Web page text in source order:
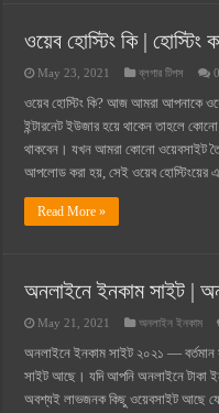
ওয়েব হোস্টিং কি | হোস্টিং
May 23, 2021 ব্লগার টিপস 0
ওয়েব হোস্টিং কি? আজ আমরা আপনাকে
ইন্টারনেট ইউজার হয়ে থাকেন তাহলে
থাকবেন। যখন আমরা কোনো ওয়েবসাইট
আপলোড করা হয়, সেই ওয়েব হোস্টিংয়ের
Read More »
অনলাইনে ইনকাম সাইট |
May 21, 2021 অনলাইন ইনকাম
অনলাইনে ইনকাম সাইট ২০২১ —
সাইট আছে। যদি আপনি অনলাইনে টাকা
অবশ্যই লাভজনক কিছু ওয়েবসাইট আছে